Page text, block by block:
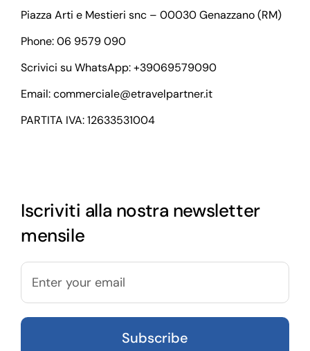
Piazza Arti e Mestieri snc – 00030 Genazzano (RM)
Phone: 06 9579 090
Scrivici su WhatsApp:+39069579090
Email:commerciale@etravelpartner.it
PARTITA IVA: 12633531004
Iscriviti alla nostra newsletter
mensile